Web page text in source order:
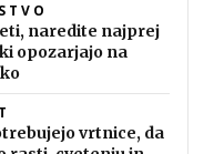
naredite najprej
opozarjajo na
vrtnice, da